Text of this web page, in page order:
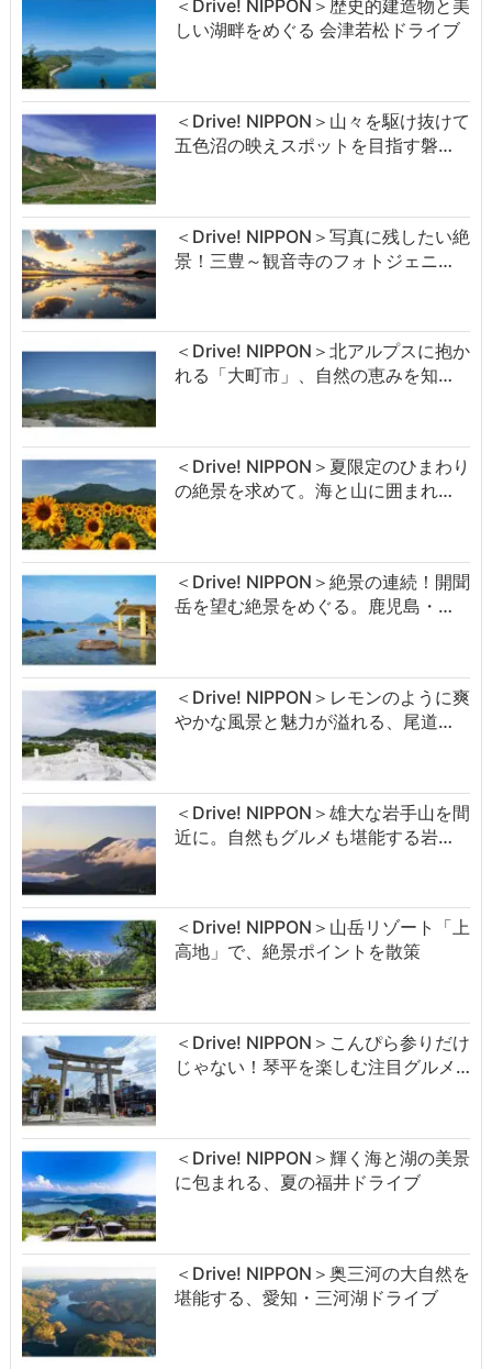
＜Drive! NIPPON＞歴史的建造物と美
しい湖畔をめぐる 会津若松ドライブ
＜Drive! NIPPON＞山々を駆け抜けて
五色沼の映えスポットを目指す磐…
＜Drive! NIPPON＞写真に残したい絶
景！三豊～観音寺のフォトジェニ…
＜Drive! NIPPON＞北アルプスに抱か
れる「大町市」、自然の恵みを知…
＜Drive! NIPPON＞夏限定のひまわり
の絶景を求めて。海と山に囲まれ…
＜Drive! NIPPON＞絶景の連続！開聞
岳を望む絶景をめぐる。鹿児島・…
＜Drive! NIPPON＞レモンのように爽
やかな風景と魅力が溢れる、尾道…
＜Drive! NIPPON＞雄大な岩手山を間
近に。自然もグルメも堪能する岩…
＜Drive! NIPPON＞山岳リゾート「上
高地」で、絶景ポイントを散策
＜Drive! NIPPON＞こんぴら参りだけ
じゃない！琴平を楽しむ注目グルメ…
＜Drive! NIPPON＞輝く海と湖の美景
に包まれる、夏の福井ドライブ
＜Drive! NIPPON＞奥三河の大自然を
堪能する、愛知・三河湖ドライブ